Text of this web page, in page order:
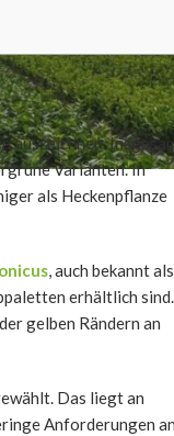
auszeichnen.
Varianten. In
als Heckenpflanze
, auch bekannt als
erhältlich sind.
gelben Rändern an
Das liegt an
Anforderungen